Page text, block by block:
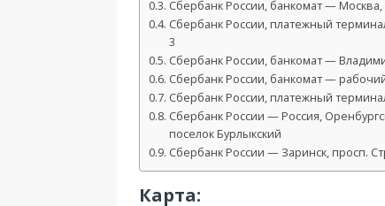
Сбербанк России, банкомат — Москва,
Сбербанк России, платежный
3
Сбербанк России, банкомат —
Сбербанк России, банкомат —
Сбербанк России, платежный
Сбербанк России — Россия,
поселок Бурлыкский
Сбербанк России — Заринск, просп.
Карта: